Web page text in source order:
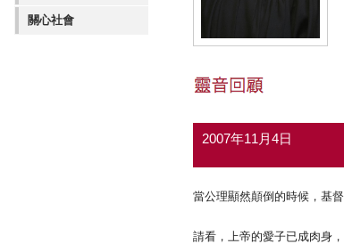
關心社會
2007年11月4日
當公理顯然顛倒的時候，基
請看，上帝的愛子已成肉身